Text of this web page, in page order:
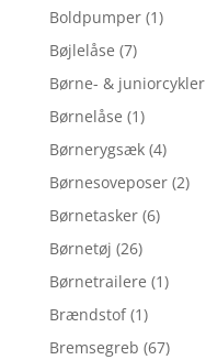
Boldpumper (1)
Bøjlelåse (7)
Børne- & juniorcykler
Børnelåse (1)
Børnerygsæk (4)
Børnesoveposer (2)
Børnetasker (6)
Børnetøj (26)
Børnetrailere (1)
Brændstof (1)
Bremsegreb (67)